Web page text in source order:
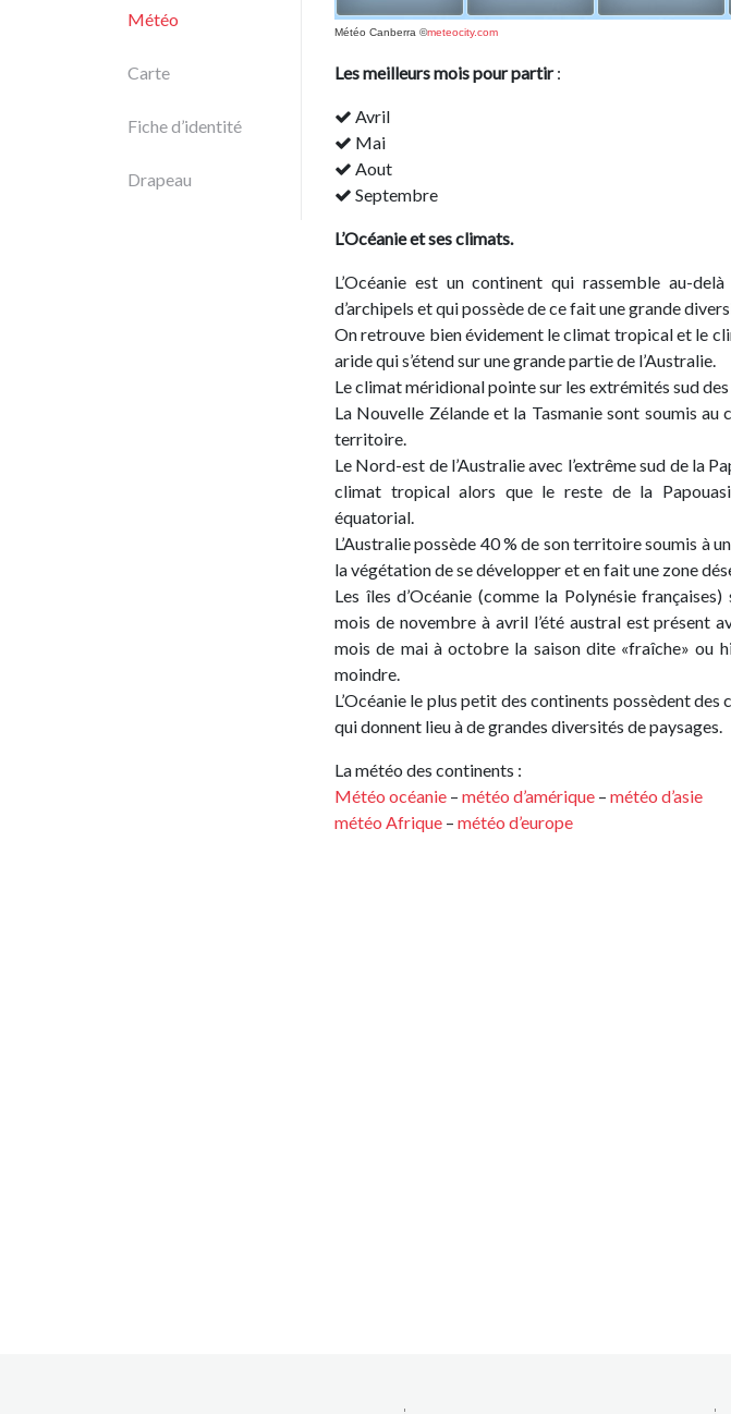
Météo
Carte
Fiche d’identité
Drapeau
Météo Canberra ©meteocity.com
Les meilleurs mois pour partir:
Avril
Mai
Aout
Septembre
L’Océanie et ses climats.
L’Océanie est un continent qui rassemble au-
d’archipels et qui possède de ce fait une grande
On retrouve bien évidement le climat tropical et le
aride qui s’étend sur une grande partie de l’Australie.
Le climat méridional pointe sur les extrémités sud
La Nouvelle Zélande et la Tasmanie sont soumis au
territoire.
Le Nord-est de l’Australie avec l’extrême sud de la
climat tropical alors que le reste de la
équatorial.
L’Australie possède 40 % de son territoire soumis à
la végétation de se développer et en fait une zone
Les îles d’Océanie (comme la Polynésie
mois de novembre à avril l’été austral est présent
mois de mai à octobre la saison dite «fraîche» ou
moindre.
L’Océanie le plus petit des continents possèdent
qui donnent lieu à de grandes diversités de paysages.
La météo des continents :
Météo océanie – météo d’amérique – météo d’asie
météo Afrique – météo d’europe